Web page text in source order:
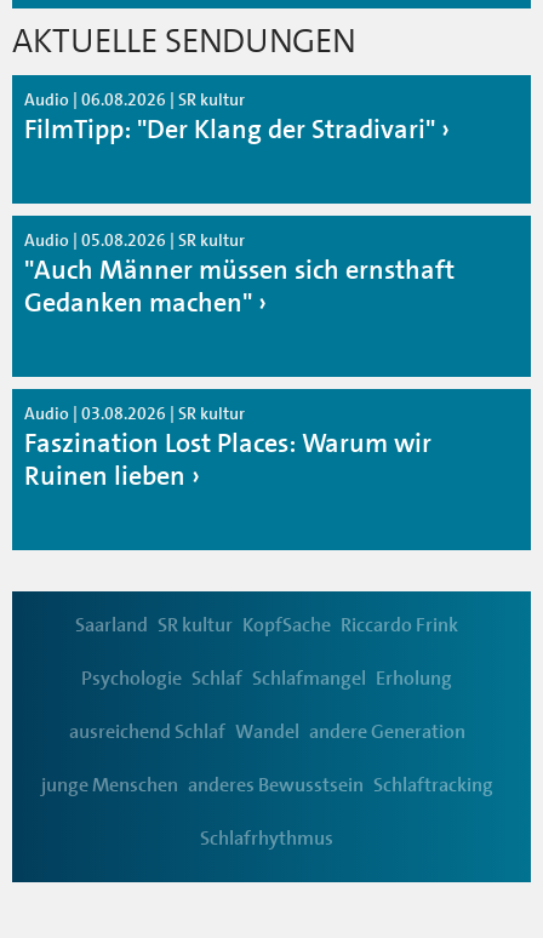
AKTUELLE SENDUNGEN
Audio | 06.08.2026 | SR kultur
FilmTipp: "Der Klang der Stradivari"
Audio | 05.08.2026 | SR kultur
"Auch Männer müssen sich ernsthaft
Gedanken machen"
Audio | 03.08.2026 | SR kultur
Faszination Lost Places: Warum wir
Ruinen lieben
Saarland SR kultur KopfSache Riccardo Frink
Psychologie Schlaf Schlafmangel Erholung
ausreichend Schlaf Wandel andere Generation
junge Menschen anderes Bewusstsein Schlaftracking
Schlafrhythmus